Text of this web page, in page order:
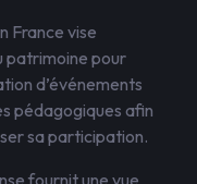
France vise
patrimoine pour
d’événements
pédagogiques afin
sa participation.
fournit une vue